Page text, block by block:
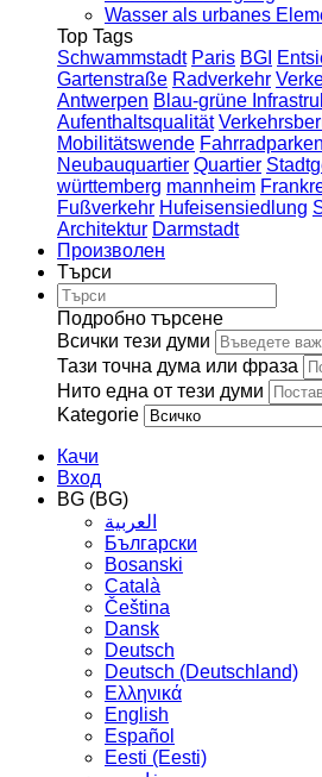
Wasser als urbanes
Top Tags
Schwammstadt Paris BGI
Gartenstraße Radverkehr
Antwerpen Blau-grüne
Aufenthaltsqualität
Mobilitätswende Fahrradparken
Neubauquartier Quartier
württemberg mannheim
Fußverkehr Hufeisensiedlung
Architektur Darmstadt
Произволен
Търси
Подробно търсене
Всички тези думи
Тази точна дума или фраза
Нито една от тези думи
Kategorie
Качи
Вход
BG (BG)
العربية
Български
Bosanski
Сatalà
Čeština
Dansk
Deutsch
Deutsch (Deutschland)
Ελληνικά
English
Español
Eesti (Eesti)